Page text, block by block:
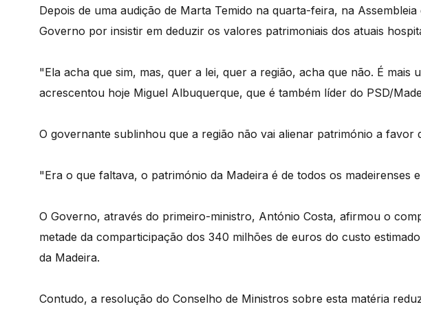
Depois de uma audição de Marta Temido na quarta-feira, na
Governo por insistir em deduzir os valores patrimoniais dos atuais
"Ela acha que sim, mas, quer a lei, quer a região, acha que não. É mais
acrescentou hoje Miguel Albuquerque, que é também líder do PSD/
O governante sublinhou que a região não vai alienar património a favor
"Era o que faltava, o património da Madeira é de todos os madeirenses
O Governo, através do primeiro-ministro, António Costa, afirmou o
metade da comparticipação dos 340 milhões de euros do custo
da Madeira.
Contudo, a resolução do Conselho de Ministros sobre esta matéria